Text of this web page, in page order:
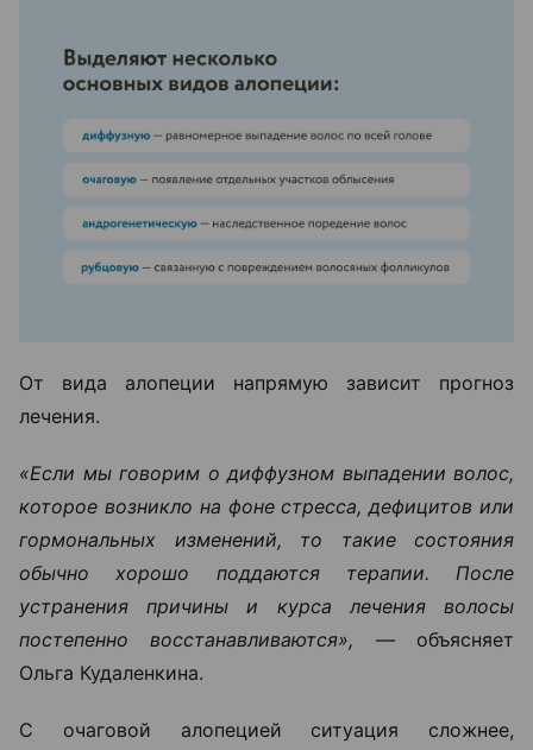
От вида алопеции напрямую зависит прогноз
лечения.
«Если мы говорим о диффузном выпадении волос,
которое возникло на фоне стресса, дефицитов или
гормональных изменений, то такие состояния
обычно хорошо поддаются терапии. После
устранения причины и курса лечения волосы
постепенно восстанавливаются», —объясняет
Ольга Кудаленкина.
С очаговой алопецией ситуация сложнее,